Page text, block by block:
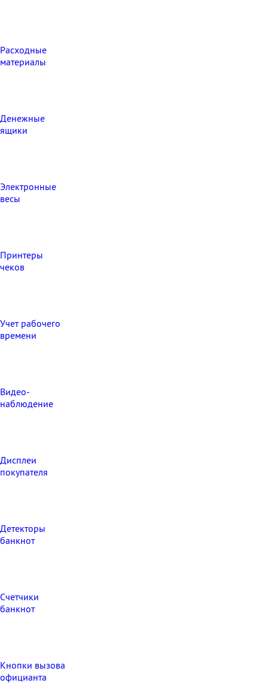
Расходные
материалы
Денежные
ящики
Электронные
весы
Принтеры
чеков
Учет рабочего
времени
Видео‑
наблюдение
Дисплеи
покупателя
Детекторы
банкнот
Счетчики
банкнот
Кнопки вызова
официанта